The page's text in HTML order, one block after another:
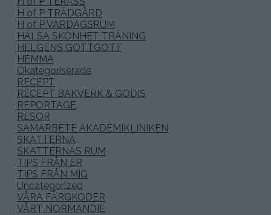
H of P TRÄDGÅRD
H of P VARDAGSRUM
HÄLSA SKÖNHET TRÄNING
HELGENS GOTTGOTT
HEMMA
Okategoriserade
RECEPT
RECEPT BAKVERK & GODIS
REPORTAGE
RESOR
SAMARBETE AKADEMIKLINIKEN
SKATTERNA
SKATTERNAS RUM
TIPS FRÅN ER
TIPS FRÅN MIG
Uncategorized
VÅRA FÄRGKODER
VÅRT NORMANDIE